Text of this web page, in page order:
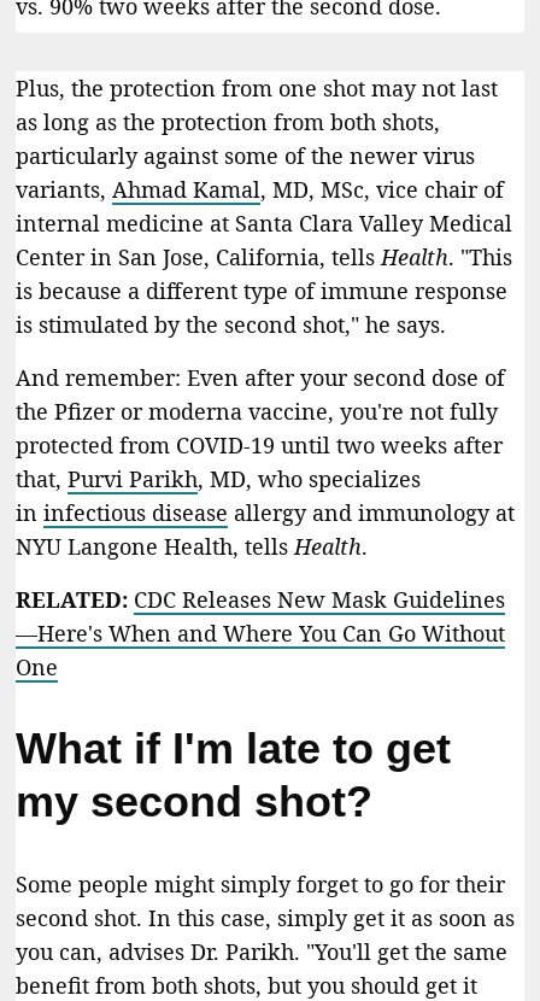
vs. 90% two weeks after the second dose.
Plus, the protection from one shot may not last
as long as the protection from both shots,
particularly against some of the newer virus
variants,Ahmad Kamal, MD, MSc, vice chair of
internal medicine at Santa Clara Valley Medical
Center in San Jose, California, tellsHealth. "This
is because a different type of immune response
is stimulated by the second shot," he says.
And remember: Even after your second dose of
the Pfizer or moderna vaccine, you're not fully
protected from COVID-19 until two weeks after
that,Purvi Parikh, MD, who specializes
ininfectious disease allergy and immunology at
NYU Langone Health, tellsHealth.
RELATED: CDC Releases New Mask Guidelines
—Here's When and Where You Can Go Without
One
What if I'm late to get
my second shot?
Some people might simply forget to go for their
second shot. In this case, simply get it as soon as
you can, advises Dr. Parikh. "You'll get the same
benefit from both shots, but you should get it